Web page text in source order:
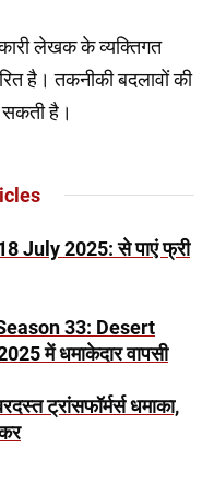
लेखक के व्यक्तिगत
है। तकनीकी बदलावों की
है।
July 2025: से पाएं फ्री
33: Desert
में धमाकेदार वापसी
ट्रांसफॉर्मर्स धमाका,